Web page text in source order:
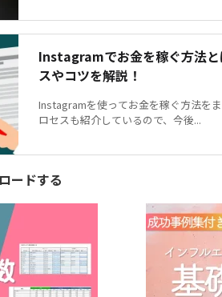
Instagramでお金を稼ぐ方法
スやコツを解説！
Instagramを使ってお金を稼ぐ方法を
ロセスも紹介しているので、今後...
ードする